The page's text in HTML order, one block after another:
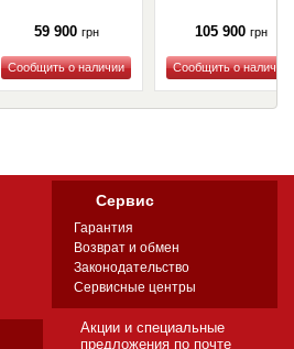
59 900 грн
Купить
105 900 грн
Купить
Сервис
Гарантия
Возврат и обмен
Законодательство
Сервисные центры
Акции и специальные
предложения по почте